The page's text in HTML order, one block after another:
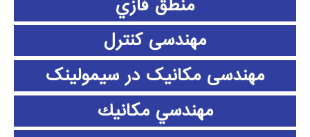
مهندسی کنترل
مهندسی مکانیک در سیمولینک
مهندسي مكانيك